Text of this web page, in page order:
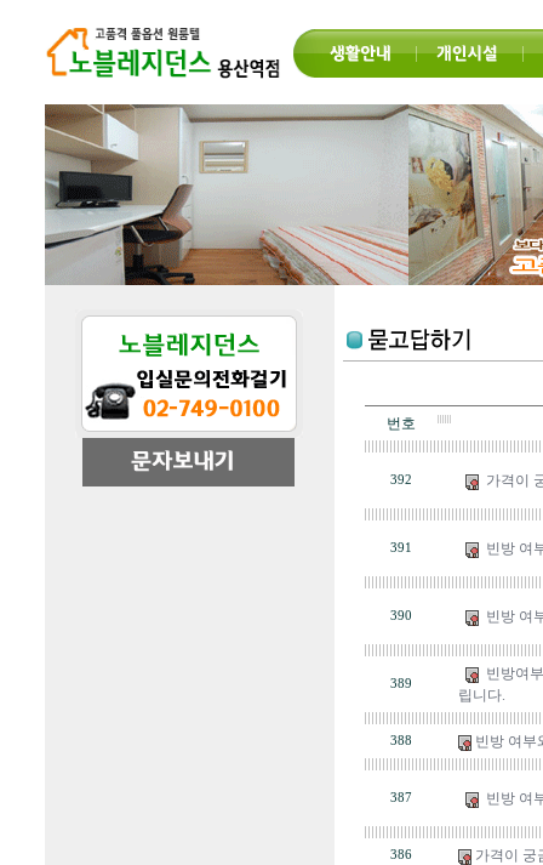
번호
392 가격이
391 빈방 여
390 빈방 여
389
빈방여
립니다.
388 빈방 여부
387 빈방 여
386 가격이 궁